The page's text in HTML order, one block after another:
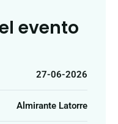
evento
27-06-2026
Almirante Latorre